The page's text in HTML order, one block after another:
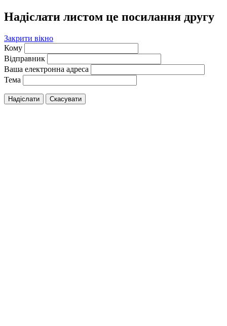
Надіслати листом це посилання другу
Закрити вікно
Кому
Відправник
Ваша електронна адреса
Тема
Надіслати Скасувати